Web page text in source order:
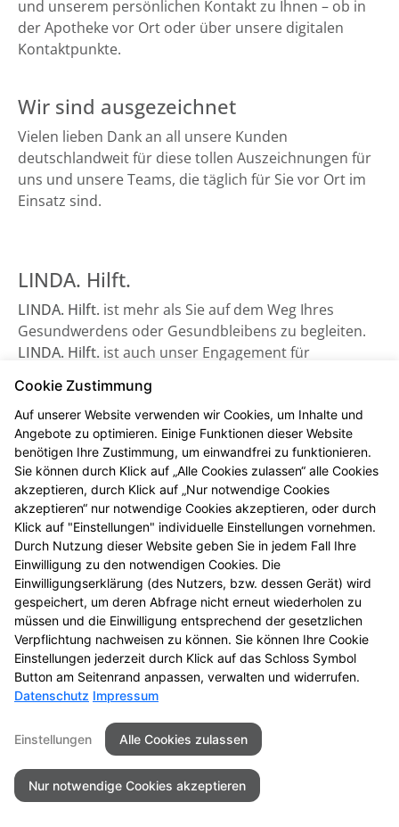
und unserem persönlichen Kontakt zu Ihnen – ob in
der Apotheke vor Ort oder über unsere digitalen
Kontaktpunkte.
Wir sind ausgezeichnet
Vielen lieben Dank an all unsere Kunden
deutschlandweit für diese tollen Auszeichnungen für
uns und unsere Teams, die täglich für Sie vor Ort im
Einsatz sind.
LINDA. Hilft.
LINDA. Hilft. ist mehr als Sie auf dem Weg Ihres
Gesundwerdens oder Gesundbleibens zu begleiten.
LINDA. Hilft. ist auch unser Engagement für
angewiesen sind - sowie beispielsweise der
Bundesverband Kinderhospiz e. V. Schauen Sie gerne
einmal vorbei.
Zu LINDA. Hilft.
Seitenübersicht Kontakt
Impressum
Datenschutz
Barrierefreiheit
© 2026 Ratioapotheke
Cookie Zustimmung
Auf unserer Website verwenden wir Cookies, um Inhalte und
Angebote zu optimieren. Einige Funktionen dieser Website
benötigen Ihre Zustimmung, um einwandfrei zu funktionieren.
Sie können durch Klick auf „Alle Cookies zulassen“ alle Cookies
akzeptieren, durch Klick auf „Nur notwendige Cookies
akzeptieren“ nur notwendige Cookies akzeptieren, oder durch
Klick auf "Einstellungen" individuelle Einstellungen vornehmen.
Durch Nutzung dieser Website geben Sie in jedem Fall Ihre
Einwilligung zu den notwendigen Cookies. Die
Einwilligungserklärung (des Nutzers, bzw. dessen Gerät) wird
gespeichert, um deren Abfrage nicht erneut wiederholen zu
müssen und die Einwilligung entsprechend der gesetzlichen
Verpflichtung nachweisen zu können. Sie können Ihre Cookie
Einstellungen jederzeit durch Klick auf das Schloss Symbol
Button am Seitenrand anpassen, verwalten und widerrufen.
Datenschutz Impressum
Einstellungen Alle Cookies zulassen
Nur notwendige Cookies akzeptieren